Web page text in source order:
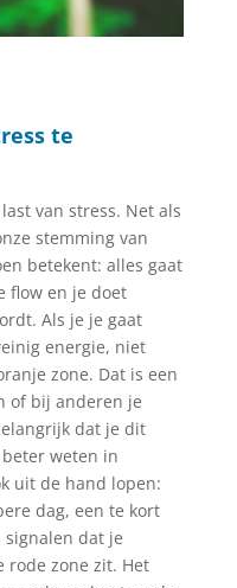
te
van stress. Net als
stemming van
betekent: alles gaat
flow en je doet
Als je je gaat
energie, niet
zone. Dat is een
of bij anderen je
dat je dit
weten in
uit de hand lopen:
dag, een te kort
dat je
rode zone zit. Het